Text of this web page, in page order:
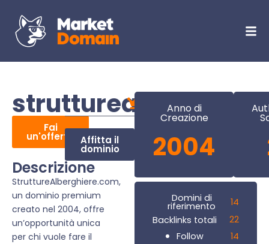
Fai
un'offerta Affitta il
dominio
Descrizione
StruttureAlberghiere.com,
un dominio premium
creato nel 2004, offre
un’opportunità unica
per chi vuole fare il
Anno di
Creazione
2004
Domini di
riferimento
14
Backlinks totali
22
Follow
14